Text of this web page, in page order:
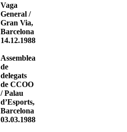
Vaga
General /
Gran Via,
Barcelona
14.12.1988
Assemblea
de
delegats
de CCOO
/ Palau
d’Esports,
Barcelona
03.03.1988